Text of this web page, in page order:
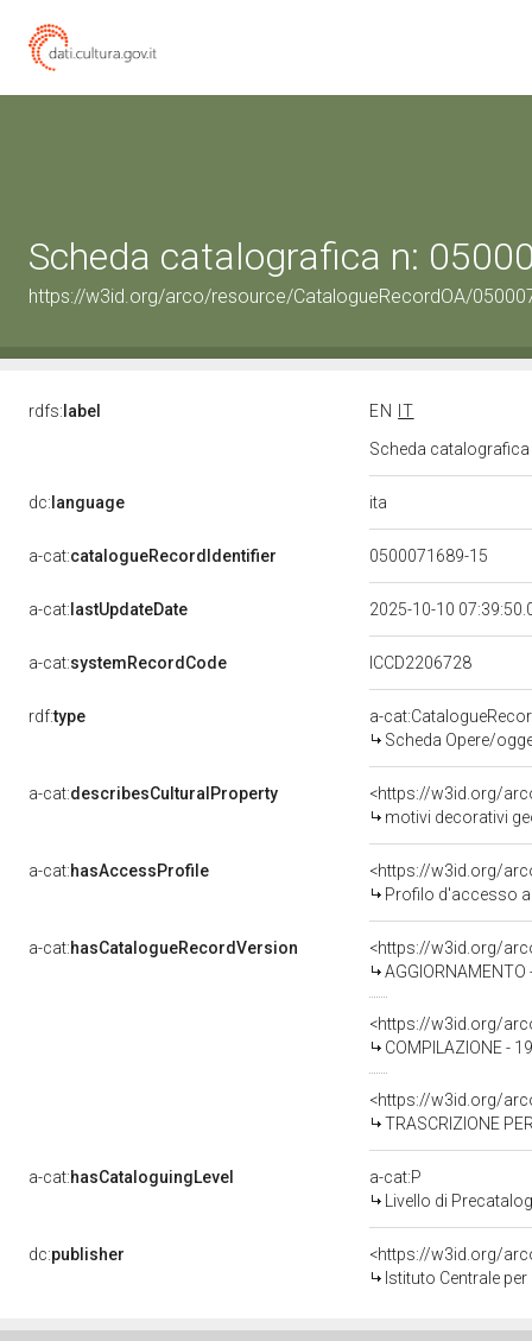
Scheda catalografica n:
https://w3id.org/arco/resource/CatalogueRecordOA/
rdfs: label EN
IT
Scheda
dc: language ita
a-cat:catalogueRecordIdentifier 0500071689-15
a-cat: lastUpdateDate 2025-10-10
a-cat:systemRecordCode ICCD2206728
rdf:type
a-
Scheda Opere/
a-cat:describesCulturalProperty
<https://w3id.org/
motivi decorativi
a-cat:hasAccessProfile
<https://w3id.org/
Profilo d'accesso
a-cat:hasCatalogueRecordVersion
<https://w3id.org/
<https://w3id.org/
COMPILAZIONE -
<https://w3id.org/
TRASCRIZIONE
a-cat:hasCataloguingLevel
a-cat:P
Livello di
dc:publisher
<https://w3id.org/
Istituto Centrale